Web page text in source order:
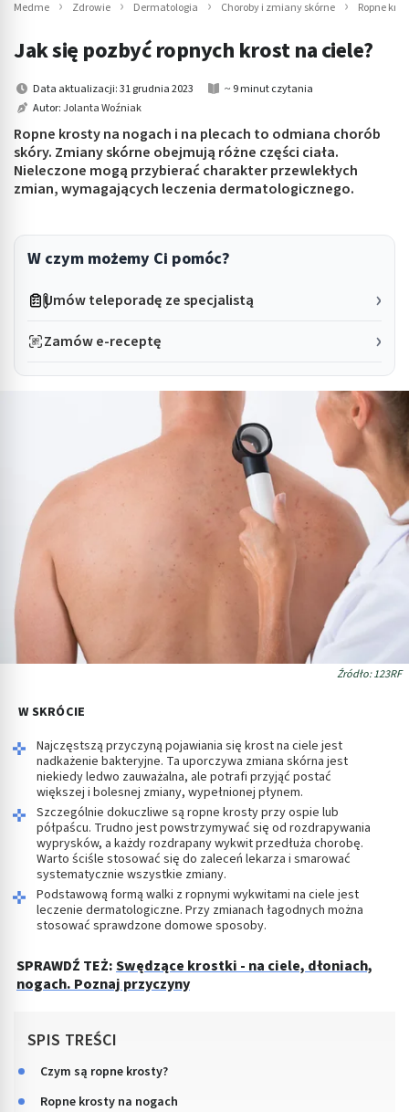
Medme Zdrowie Dermatologia Choroby i zmiany skórne Ropne
Jak się pozbyć ropnych krost na ciele?
Data aktualizacji: 31 grudnia 2023
~ 9 minut czytania
Autor:Jolanta Woźniak
Ropne krosty na nogach i na plecach to odmiana chorób
skóry. Zmiany skórne obejmują różne części ciała.
Nieleczone mogą przybierać charakter przewlekłych
zmian, wymagających leczenia dermatologicznego.
W czym możemy Ci pomóc?
Umów teleporadę ze specjalistą
Zamów e-receptę
Źródło: 123RF
W SKRÓCIE
Najczęstszą przyczyną pojawiania się krost na ciele jest
nadkażenie bakteryjne. Ta uporczywa zmiana skórna jest
niekiedy ledwo zauważalna, ale potrafi przyjąć postać
większej i bolesnej zmiany, wypełnionej płynem.
Szczególnie dokuczliwe są ropne krosty przy ospie lub
półpaścu. Trudno jest powstrzymywać się od rozdrapywania
wyprysków, a każdy rozdrapany wykwit przedłuża chorobę.
Warto ściśle stosować się do zaleceń lekarza i smarować
systematycznie wszystkie zmiany.
Podstawową formą walki z ropnymi wykwitami na ciele jest
leczenie dermatologiczne. Przy zmianach łagodnych można
stosować sprawdzone domowe sposoby.
SPRAWDŹ TEŻ:Swędzące krostki - na ciele, dłoniach,
nogach. Poznaj przyczyny
SPIS TREŚCI
Czym są ropne krosty?
Ropne krosty na nogach